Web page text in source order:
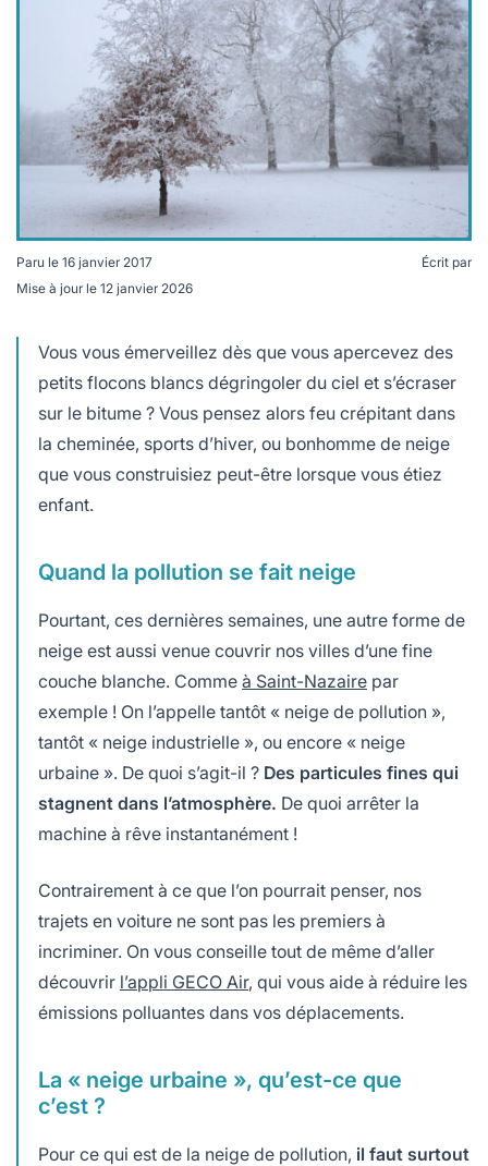
douce
Paru le 16 janvier 2017
Mise à jour le 12 janvier 2026
Écrit par
Vous vous émerveillez dès que vous apercevez des
petits flocons blancs dégringoler du ciel et s’écraser
sur le bitume ? Vous pensez alors feu crépitant dans
la cheminée, sports d’hiver, ou bonhomme de neige
que vous construisiez peut-être lorsque vous étiez
enfant.
Quand la pollution se fait neige
Pourtant, ces dernières semaines, une autre forme de
neige est aussi venue couvrir nos villes d’une fine
couche blanche. Comme à Saint-Nazaire par
exemple ! On l’appelle tantôt « neige de pollution »,
tantôt « neige industrielle », ou encore « neige
urbaine ». De quoi s’agit-il ? Des particules fines qui
stagnent dans l’atmosphère. De quoi arrêter la
machine à rêve instantanément !
Contrairement à ce que l’on pourrait penser, nos
trajets en voiture ne sont pas les premiers à
incriminer. On vous conseille tout de même d’aller
découvrir l’appli GECO Air, qui vous aide à réduire les
émissions polluantes dans vos déplacements.
La « neige urbaine », qu’est-ce que
c’est ?
Pour ce qui est de la neige de pollution, il faut surtout